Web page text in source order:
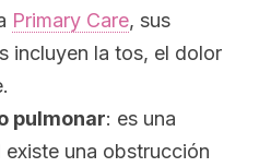
Primary Care, sus
incluyen la tos, el dolor
pulmonar: es una
una obstrucción